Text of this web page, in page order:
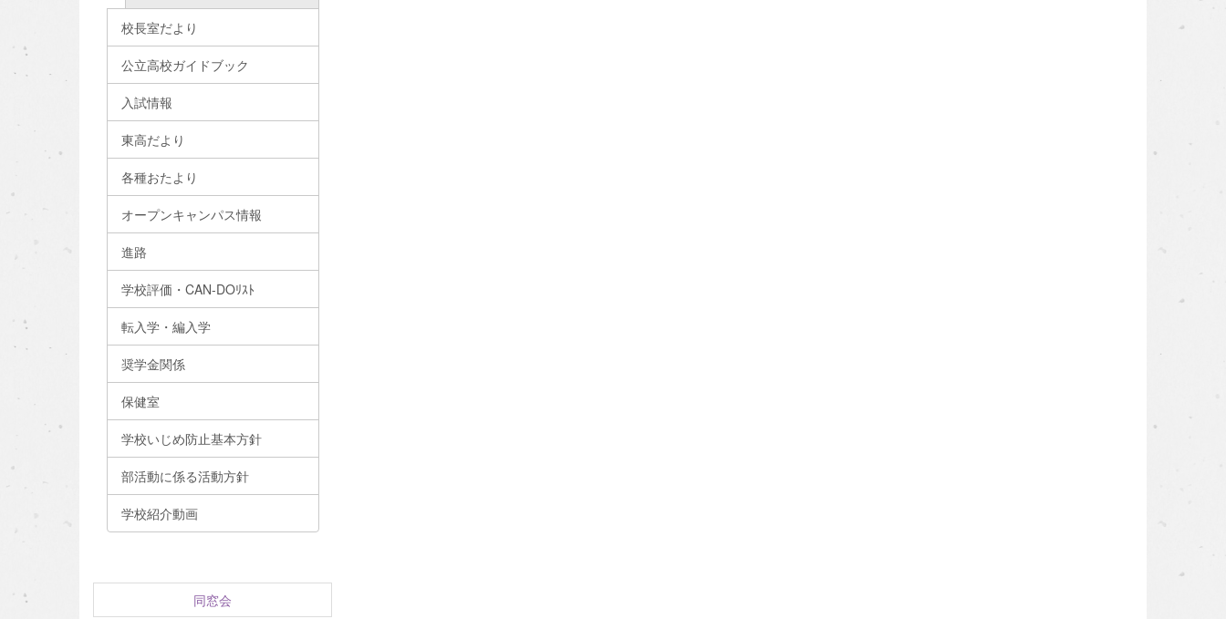
校長室だより
公立高校ガイドブック
入試情報
東高だより
各種おたより
オープンキャンパス情報
進路
学校評価・CAN-DOﾘｽﾄ
転入学・編入学
奨学金関係
保健室
学校いじめ防止基本方針
部活動に係る活動方針
学校紹介動画
同窓会